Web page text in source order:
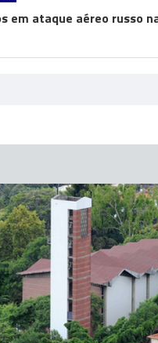
em ataque aéreo russo